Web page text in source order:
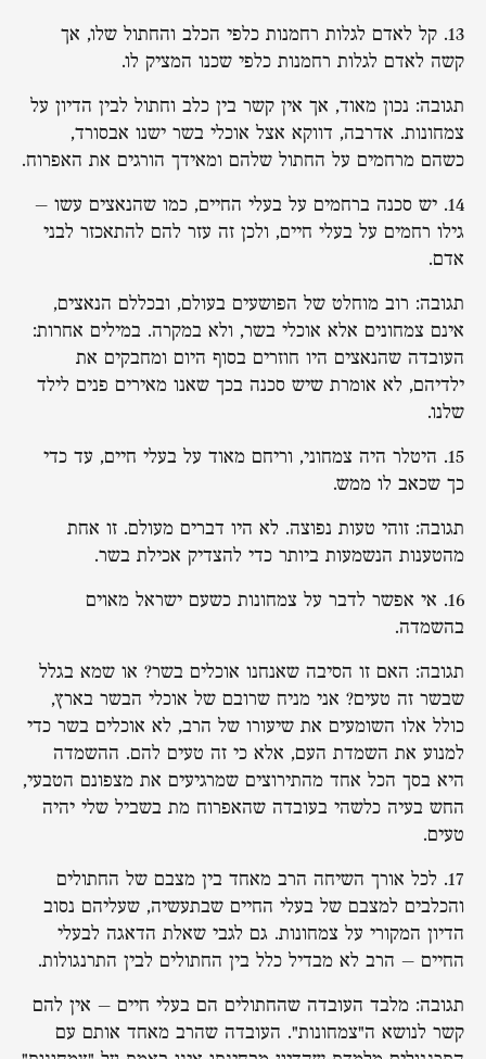
13. קל לאדם לגלות רחמנות כלפי הכלב והחתול שלו, אך
קשה לאדם לגלות רחמנות כלפי שכנו המציק לו.
תגובה: נכון מאוד, אך אין קשר בין כלב וחתול לבין הדיון על
צמחונות. אדרבה, דווקא אצל אוכלי בשר ישנו אבסורד,
כשהם מרחמים על החתול שלהם ומאידך הורגים את האפרוח.
14. יש סכנה ברחמים על בעלי החיים, כמו שהנאצים עשו –
גילו רחמים על בעלי חיים, ולכן זה עזר להם להתאכזר לבני
אדם.
תגובה: רוב מוחלט של הפושעים בעולם, ובכללם הנאצים,
אינם צמחונים אלא אוכלי בשר, ולא במקרה. במילים אחרות:
העובדה שהנאצים היו חוזרים בסוף היום ומחבקים את
ילדיהם, לא אומרת שיש סכנה בכך שאנו מאירים פנים לילד
שלנו.
15. היטלר היה צמחוני, וריחם מאוד על בעלי חיים, עד כדי
כך שכאב לו ממש.
תגובה: זוהי טעות נפוצה. לא היו דברים מעולם. זו אחת
מהטענות הנשמעות ביותר כדי להצדיק אכילת בשר.
16. אי אפשר לדבר על צמחונות כשעם ישראל מאוים
בהשמדה.
תגובה: האם זו הסיבה שאנחנו אוכלים בשר? או שמא בגלל
שבשר זה טעים? אני מניח שרובם של אוכלי הבשר בארץ,
כולל אלו השומעים את שיעורו של הרב, לא אוכלים בשר כדי
למנוע את השמדת העם, אלא כי זה טעים להם. ההשמדה
היא בסך הכל אחד מהתירוצים שמרגיעים את מצפונם הטבעי,
החש בעיה כלשהי בעובדה שהאפרוח מת בשביל שלי יהיה
טעים.
17. לכל אורך השיחה הרב מאחד בין מצבם של החתולים
והכלבים למצבם של בעלי החיים שבתעשיה, שעליהם נסוב
הדיון המקורי על צמחונות. גם לגבי שאלת הדאגה לבעלי
החיים – הרב לא מבדיל כלל בין החתולים לבין התרנגולות.
תגובה: מלבד העובדה שהחתולים הם בעלי חיים – אין להם
קשר לנושא ה"צמחונות". העובדה שהרב מאחד אותם עם